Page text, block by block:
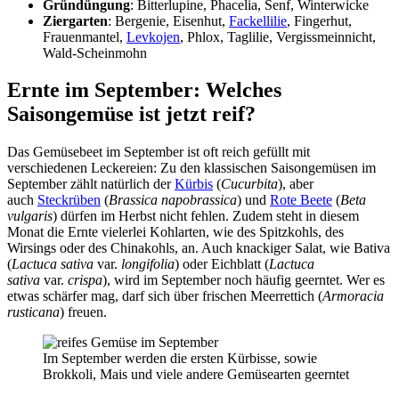
Gründüngung: Bitterlupine, Phacelia, Senf, Winterwicke
Ziergarten: Bergenie, Eisenhut, Fackellilie, Fingerhut,
Frauenmantel, Levkojen, Phlox, Taglilie, Vergissmeinnicht,
Wald-Scheinmohn
Ernte im September: Welches
Saisongemüse ist jetzt reif?
Das Gemüsebeet im September ist oft reich gefüllt mit
verschiedenen Leckereien: Zu den klassischen Saisongemüsen im
September zählt natürlich derKürbis (Cucurbita), aber
auch Steckrüben (Brassica napobrassica) und Rote Beete (Beta
vulgaris) dürfen im Herbst nicht fehlen. Zudem steht in diesem
Monat die Ernte vielerlei Kohlarten, wie des Spitzkohls, des
Wirsings oder des Chinakohls, an. Auch knackiger Salat, wie Bativa
(Lactuca sativa var. longifolia) oder Eichblatt (Lactuca
sativa var. crispa), wird im September noch häufig geerntet. Wer es
etwas schärfer mag, darf sich über frischen Meerrettich (Armoracia
rusticana) freuen.
Im September werden die ersten Kürbisse, sowie
Brokkoli, Mais und viele andere Gemüsearten geerntet